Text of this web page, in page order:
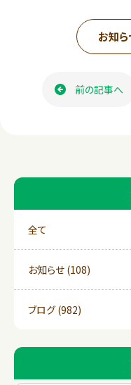
c
e
お知ら
前の記事へ
全て
お知らせ (108)
ブログ (982)